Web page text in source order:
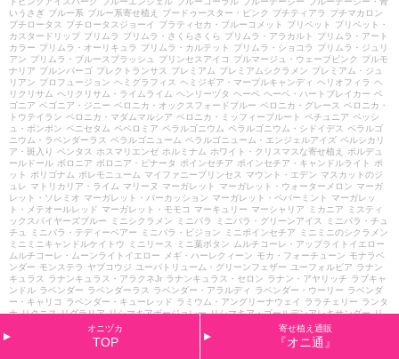
いうさぎ ブルー系 ブルー系寄せ植え ブードゥースター・ピンク プチティアラ
プチマカロン
プチロータス
プチロータスジョーイ プラティセカ・ブルーコメット プリペット
プリペット・
カスタードリップ プリムラ プリムラ・さくらさくら プリムラ・アラカルト
プリムラ・アート
カラー プリムラ・オーリキュラ プリムラ・カルテット プリムラ・ショコラ
プリムラ・ジュリ
アン プリムラ・ブルースプラッシュ プリンセスアイコ プルマージュ・ウェーブピンク
プルモ
ナリア プルンパーゴ プレクトランサス プレミアム プレミアムシクラメン プレミアム・ジュ
リアン プロフュージョン ヘミグラフィス ヘミジギア・マーブルキャンディ ヘリオフィラ ヘ
リクリサム ヘリクリサム・ライムライム ヘンリーヅタ ヘーベ ヘーベ・ハートブレイカー ベ
ゴニア ベゴニア・ジニー ベロニカ・オックスフォードブルー ベロニカ・グレース ベロニカ・
トウテイラン ベロニカ・マダムマルシア ベロニカ・ミッフィープルート ペチュニア ペッシ
ュ・ボンボン ペニセタム ペペロミア ペラルゴニウム ペラルゴニウム・シドイデス ペラルゴ
ニウム・ラベンダーラス ペラルゴニューム ペラルゴニューム・エンジェルアイズ ペルシカリ
ア・斑入り ペンタス ホスマリエンゼ ホルミナム ホワイト・クリスマスな寄せ植え
ボルデュ
ールドール ボロニア ボロニア・ピナータ ポインセチア ポインセチア・キャンドルライト
ポ
ット
ポリゴナム ポレモニューム マイファニープリンセス マウント・エデン マスカットのジ
ュレ マトリカリア・ライム マリーヌ マーガレット マーガレット・ウォーターメロン マーガ
レット・ソレミオ マーガレット・パーカッション マーガレット・ペパーミント
マーガレッ
ト・メテオールレッド マーガレット・モモコ マーキュリー マーシャリア ミカニア
ミスティ
ックスパイヤーズブルー
ミニシクラメン ミニバラ ミニバラ・グリーンアイス
ミニバラ・チュ
チュ
ミニバラ・テディーベアー ミニバラ・ピジョン ミニポインセチア
ミニミニのシクラメン
ミニミニキャンドルケイトウ
ミニリース ミニ葉ボタン
ムルチコーレ・アップライトイエロー
ムルチコーレ・ムーンライトイエロー
メギ・ハーレクィーン モカ・フォーチューン モナラベ
ンダー モンステラ ヤブコウジ ユーパトリューム・グリーンフェザー ユーフォルビア ラナン
キュラス
ラナンキュラス・アラクネJr ラナンキュラス・セロン ラナン・アヤリッチ ラブキャ
ンドル ラベンダー ラベンダーラス ラベンダー・アラルディ ラベンダー・ウーリー ラベンダ
ー・キャリコ
ラベンダー・キューレッド ラミウム・アングリーナウェイ ララチェリー ランタ
ナ リクニス リグラリア リシマキアボージョレー リシマキア・ゴールデンアレキサンダー リ
シマキア・ボジョレー
リシマキア・リッシーバリエガータ リッピア リナリア
ア・グッピー
リューカ リューカデンドロン リューカデンドロン・ケーティーズブラッシュ
ューカデンドロン・セニョリータ
リンデルニア
オニヅカ
TOP
寄せ植え通販
『オニ通』